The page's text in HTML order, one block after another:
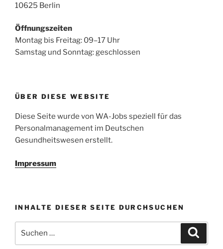
10625 Berlin
Öffnungszeiten
Montag bis Freitag: 09–17 Uhr
Samstag und Sonntag: geschlossen
ÜBER DIESE WEBSITE
Diese Seite wurde von WA-Jobs speziell für das
Personalmanagement im Deutschen
Gesundheitswesen erstellt.
Impressum
INHALTE DIESER SEITE DURCHSUCHEN
nach: